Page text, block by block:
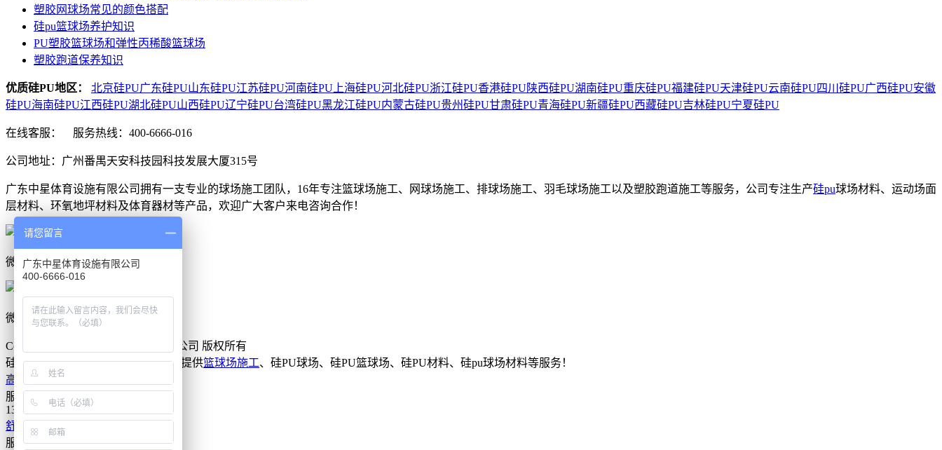
塑胶网球场常见的颜色搭配
硅pu篮球场养护知识
PU塑胶篮球场和弹性丙稀酸篮球场
塑胶跑道保养知识
优质硅PU地区： 北京硅PU广东硅PU山东硅PU江苏硅PU河南硅PU 上海硅PU河北硅PU浙江硅PU香港硅PU陕西硅PU湖南硅PU重庆硅PU福建硅PU天津硅PU云南硅PU四川硅PU广西硅PU安徽
硅PU海南硅PU江西硅PU湖北硅PU山西硅PU辽宁硅PU台湾硅PU黑龙江硅PU内蒙古硅PU贵州硅PU甘肃硅PU青海硅PU新疆硅PU西藏硅PU吉林硅PU宁夏硅PU
在线客服： 服务热线：400-6666-016
公司地址：广州番禺天安科技园科技发展大厦315号
广东中星体育设施有限公司拥有一支专业的球场施工团队，16年专注篮球场施工、网球场施工、排球场施工、羽毛球场施工以及塑胶跑道施工等服务，公司专注生产硅pu球场材料、运动场面
层材料、环氧地坪材料及体育器材等产品，欢迎广大客户来电咨询合作！
微信客服1
微信客服2
Copyright © 广东中星体育设施有限公司 版权所有
硅PU厂家-广东中星16年专业为客户提供篮球场施工、硅PU球场、硅PU篮球场、硅PU材料、硅pu球场材料等服务！
高经理
服务电话：
13826266330
舒经理
服务电话：
请您留言
广东中星体育设施有限公司
400-6666-016